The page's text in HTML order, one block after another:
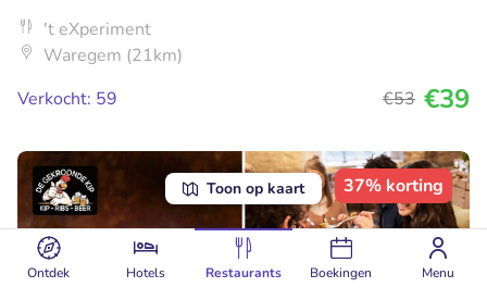
Ontdek Hotels Restaurants Boekingen Menu
Toon op kaart
't eXperiment
Waregem (21km)
Verkocht: 59
€53 €39
37% korting